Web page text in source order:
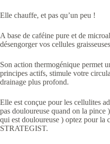
Elle chauffe, et pas qu’un peu !
A base de caféine pure et de
désengorger vos cellules
Son action thermogénique permet
principes actifs, stimule votre
drainage plus profond.
Elle est conçue pour les cellulites
pas douloureuse quand on la pince
qui est douloureuse ) optez pour la
STRATEGIST.